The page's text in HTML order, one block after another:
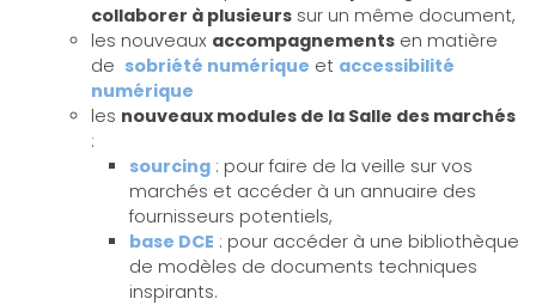
collaborer à plusieurs sur un même document,
les nouveaux accompagnements en matière
de sobriété numérique et accessibilité
numérique
les nouveaux modules de la Salle des marchés
:
sourcing : pour faire de la veille sur vos
marchés et accéder à un annuaire des
fournisseurs potentiels,
base DCE : pour accéder à une bibliothèque
de modèles de documents techniques
inspirants.